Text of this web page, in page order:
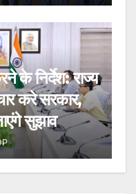
के निर्देश: राज्य
करे सरकार,
सुझाव